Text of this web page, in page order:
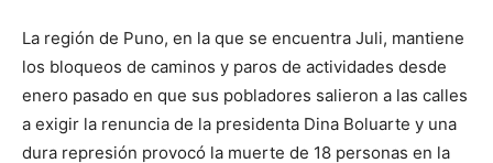
La región de Puno, en la que se encuentra Juli, mantiene
los bloqueos de caminos y paros de actividades desde
enero pasado en que sus pobladores salieron a las calles
a exigir la renuncia de la presidenta Dina Boluarte y una
dura represión provocó la muerte de 18 personas en la